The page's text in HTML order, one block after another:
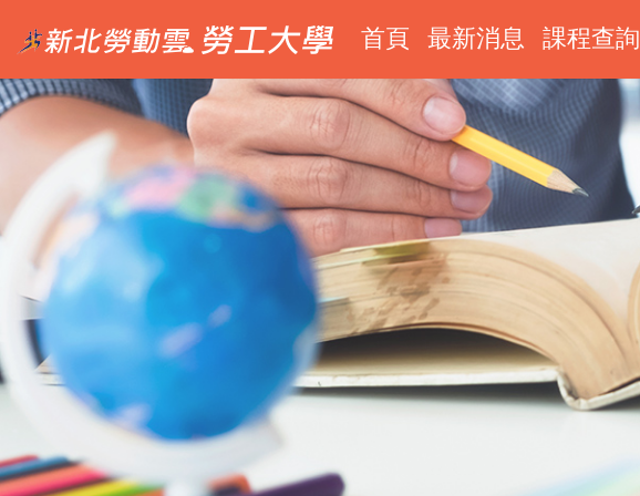
要
內
新
北
勞
動
(logo
勞
工
大
學
(logo
圖)
首頁 最新消息 課程查詢